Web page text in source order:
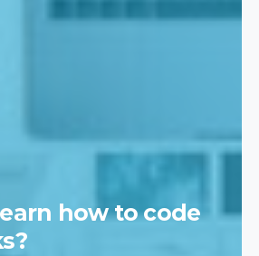
how to code